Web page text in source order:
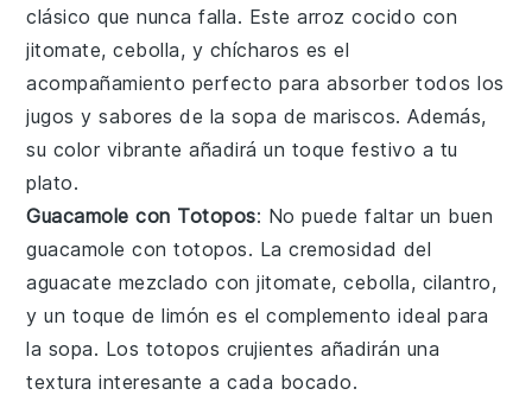
clásico que nunca falla. Estearroz cocido con
jitomate,cebolla, y chícharos es el
acompañamiento perfecto para absorber todos los
jugos y sabores de lasopa de mariscos. Además,
su color vibrante añadirá un toque festivo a tu
plato.
Guacamole con Totopos: No puede faltar un buen
guacamole contotopos. La cremosidad del
aguacate mezclado conjitomate,cebolla, cilantro,
y un toque delimón es el complemento ideal para
la sopa. Los totopos crujientes añadirán una
textura interesante a cada bocado.